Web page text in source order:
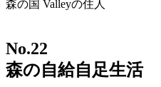
森の国 Valleyの住人
No.22
森の自給自足生活